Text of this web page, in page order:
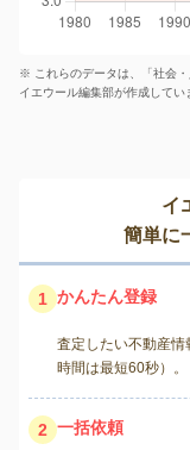
※ これらのデータは、「社会
イエウール編集部が作成してい
イ
簡単に
1 かんたん登録
査定したい不動産
時間は最短60秒）。
2 一括依頼